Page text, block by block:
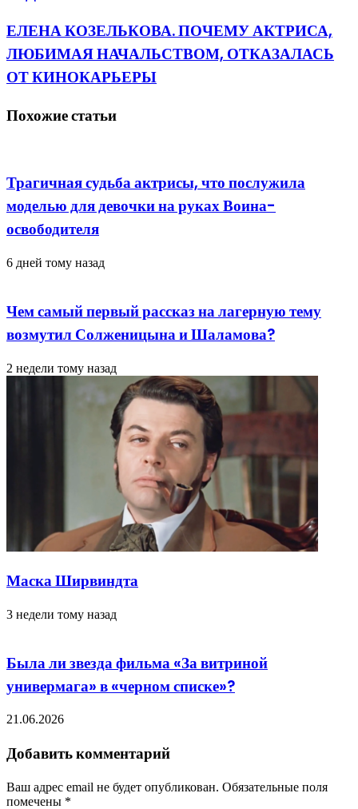
ЕЛЕНА КОЗЕЛЬКОВА. ПОЧЕМУ АКТРИСА,
ЛЮБИМАЯ НАЧАЛЬСТВОМ, ОТКАЗАЛАСЬ
ОТ КИНОКАРЬЕРЫ
Похожие статьи
Трагичная судьба актрисы, что послужила
моделью для девочки на руках Воина-
освободителя
6 дней тому назад
Чем самый первый рассказ на лагерную тему
возмутил Солженицына и Шаламова?
2 недели тому назад
Маска Ширвиндта
3 недели тому назад
Была ли звезда фильма «За витриной
универмага» в «черном списке»?
21.06.2026
Добавить комментарий
Ваш адрес email не будет опубликован. Обязательные поля
помечены *